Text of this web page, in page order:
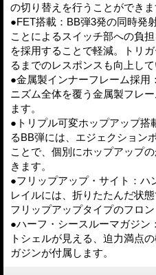
の切り替えを行うことができま
●FET搭載：BB弾3発の同時発
ことによるスイッチ部への負
を採用することで軽減。トリ
るまでのレスポンスも向上して
●金属製インナーフレーム採用
ニズム全体を覆う金属製フレ
ます。
●トリプル可変ホップアップ搭
るBB弾には、エジェクション
ことで、個別にホップアップ
きます。
●フリップアップ・サイト：ハ
レイルには、折りたたんだ状
フリップアップタイプのフロン
●ハーフ・シースルーマガジン
トシェルが見える、迫力満点
ガジンが付属します。